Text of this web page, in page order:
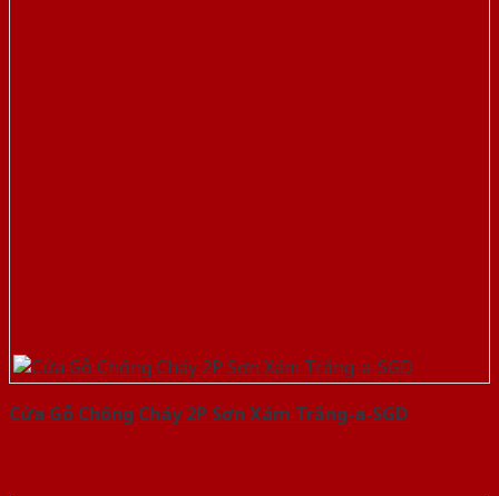
Cửa Gỗ Chống Cháy 2P Sơn Xám Trắng-a-SGD